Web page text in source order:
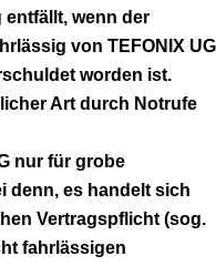
wenn der
von TEFONIX UG
worden ist.
Art durch Notrufe
nur für grobe
denn, es handelt sich
Vertragspflicht (sog.
fahrlässigen